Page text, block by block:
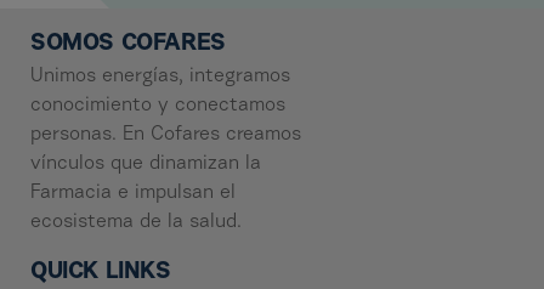
SOMOS COFARES
Unimos energías, integramos
conocimiento y conectamos
personas. En Cofares creamos
vínculos que dinamizan la
Farmacia e impulsan el
ecosistema de la salud.
QUICK LINKS